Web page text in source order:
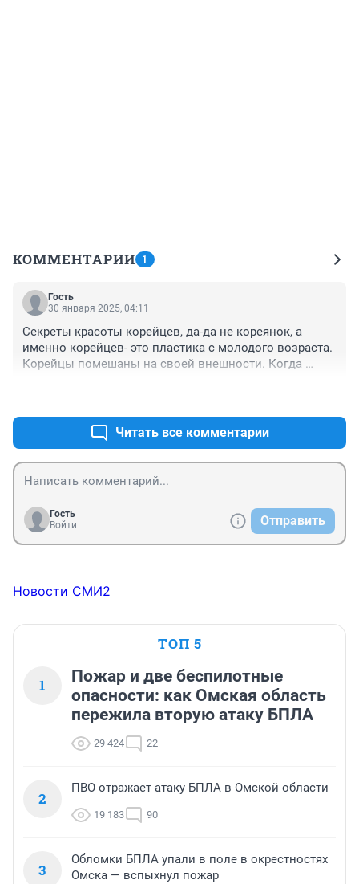
КОММЕНТАРИИ 1
Гость
30 января 2025, 04:11
Секреты красоты корейцев, да-да не кореянок, а
именно корейцев- это пластика с молодого возраста.
Корейцы помешаны на своей внешности. Когда
Все мы это видим на представленных фото. Зачем
говорить об искусственной красоте кореянок,
которые всеми силами стараются быть похожими на
европеек? У нас другой тип лица, соответственно и
Читать все комментарии
Гость
Войти
Отправить
Новости СМИ2
ТОП 5
1
Пожар и две беспилотные
опасности: как Омская область
пережила вторую атаку БПЛА
29 424 22
2
ПВО отражает атаку БПЛА в Омской области
19 183 90
3
Обломки БПЛА упали в поле в окрестностях
Омска — вспыхнул пожар